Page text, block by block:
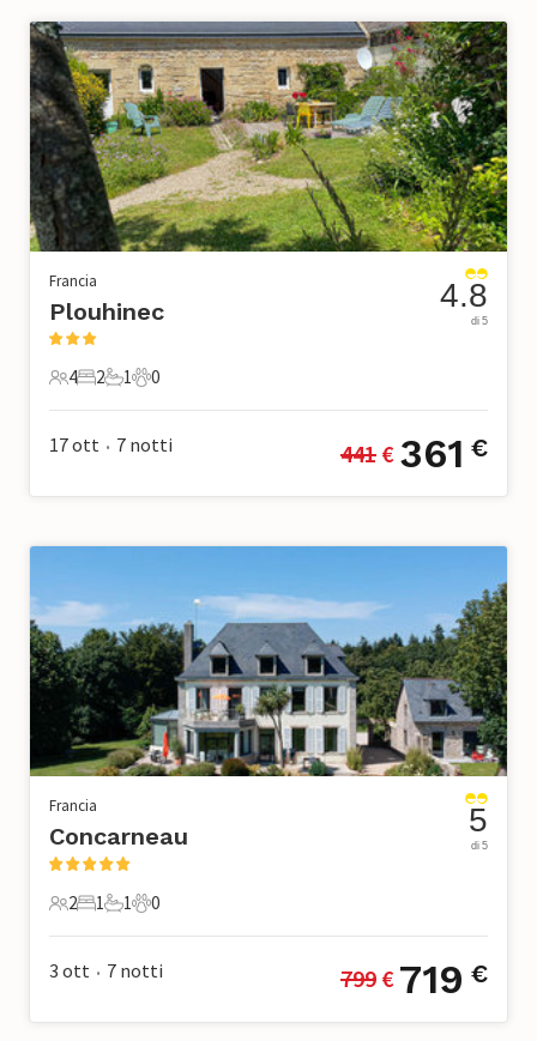
Francia
Plouhinec
4 Ospiti
4
2 Camere da letto
2
1 Bagno
1
0 Animali domestici
0
4.8
di 5
17 ott • 7 notti 441 € 361 €
Francia
Concarneau
2 Ospiti
2
1 Camera da letto
1
1 Bagno
1
0 Animali domestici
0
5
di 5
3 ott • 7 notti 799 € 719 €